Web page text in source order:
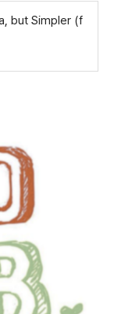
but Simpler (f